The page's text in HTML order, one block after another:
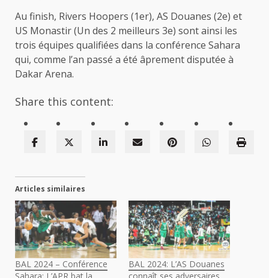
Au finish, Rivers Hoopers (1er), AS Douanes (2e) et
US Monastir (Un des 2 meilleurs 3e) sont ainsi les
trois équipes qualifiées dans la conférence Sahara
qui, comme l’an passé a été âprement disputée à
Dakar Arena.
Share this content:
Articles similaires
BAL 2024 – Conférence
BAL 2024: L’AS Douanes